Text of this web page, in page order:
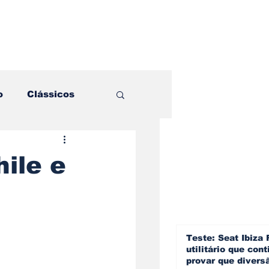
Clássicos
e Comparativos
e
Teste: Seat Ibiza
utilitário que
provar que